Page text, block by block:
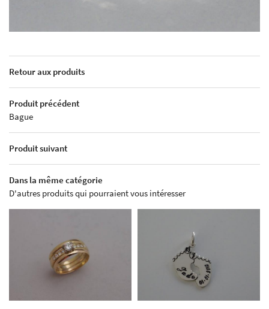
Retour aux produits
Produit précédent
Bague
Produit suivant
Dans la même catégorie
D'autres produits qui pourraient vous intéresser